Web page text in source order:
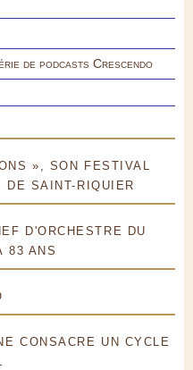
de podcasts Crescendo
», SON FESTIVAL
DE SAINT-RIQUIER
D'ORCHESTRE DU
83 ANS
CONSACRE UN CYCLE